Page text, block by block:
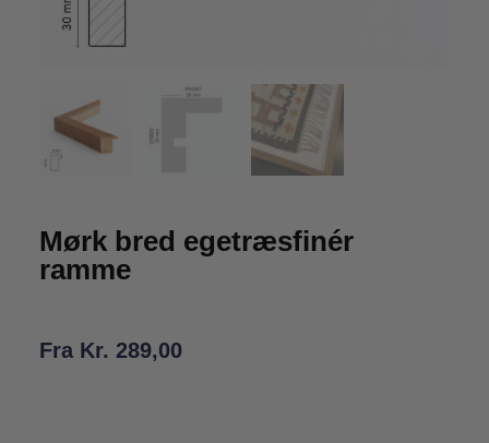
Mørk bred egetræsfinér
ramme
Fra Kr. 289,00